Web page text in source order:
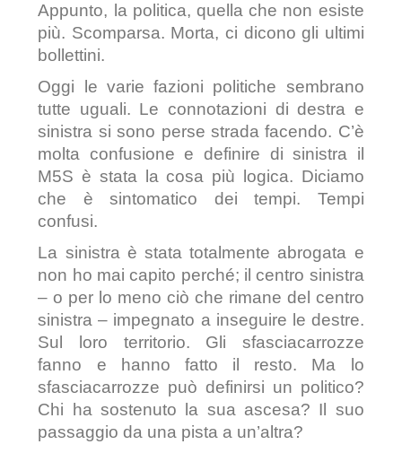
Appunto, la politica, quella che non esiste
più. Scomparsa. Morta, ci dicono gli ultimi
bollettini.
Oggi le varie fazioni politiche sembrano
tutte uguali. Le connotazioni di destra e
sinistra si sono perse strada facendo. C’è
molta confusione e definire di sinistra il
M5S è stata la cosa più logica. Diciamo
che è sintomatico dei tempi. Tempi
confusi.
La sinistra è stata totalmente abrogata e
non ho mai capito perché; il centro sinistra
– o per lo meno ciò che rimane del centro
sinistra – impegnato a inseguire le destre.
Sul loro territorio. Gli sfasciacarrozze
fanno e hanno fatto il resto. Ma lo
sfasciacarrozze può definirsi un politico?
Chi ha sostenuto la sua ascesa? Il suo
passaggio da una pista a un’altra?